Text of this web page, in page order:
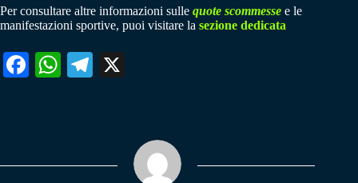
Per consultare altre informazioni sulle quote scommesse e le
manifestazioni sportive, puoi visitare la sezione dedicata
Fa W
pp
Te
m